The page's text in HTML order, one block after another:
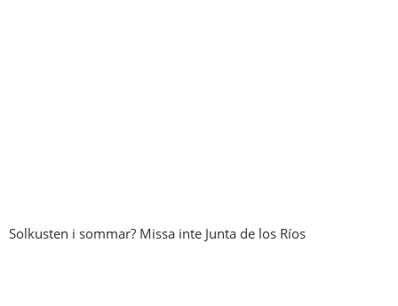
Solkusten i sommar? Missa inte Junta de los Ríos